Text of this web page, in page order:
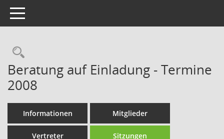
Toggle navigation
Rechercheauswahl
Beratung auf Einladung - Termine
2008
Informationen Mitglieder
Vertreter Sitzungen